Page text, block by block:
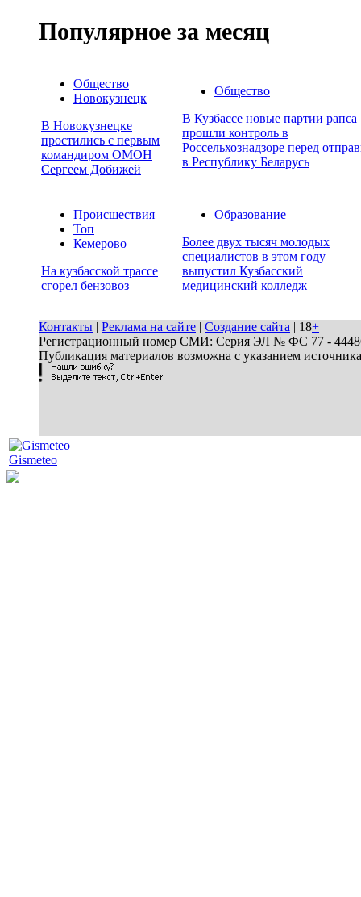
Популярное за месяц
Общество
Новокузнецк
В Новокузнецке
простились с первым
командиром ОМОН
Сергеем Добижей
Общество
В Кузбассе новые партии рапса
прошли контроль в
Россельхознадзоре перед
в Республику Беларусь
Происшествия
Топ
Кемерово
На кузбасской трассе
сгорел бензовоз
Образование
Более двух тысяч молодых
специалистов в этом году
выпустил Кузбасский
медицинский колледж
Контакты | Реклама на сайте | Создание сайта | 18+
Регистрационный номер СМИ: Серия ЭЛ № ФС 77 - 44486
Публикация материалов возможна с указанием
Gismeteo